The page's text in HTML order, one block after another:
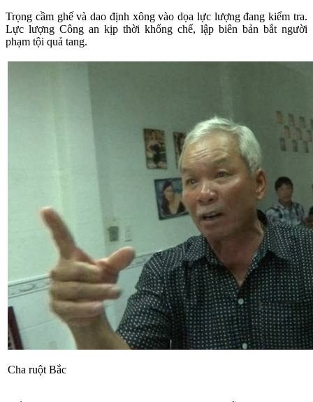
Trọng cầm ghế và dao định xông vào dọa lực lượng đang kiểm tra.
Lực lượng Công an kịp thời khống chế, lập biên bản bắt người
phạm tội quả tang.
Cha ruột Bắc